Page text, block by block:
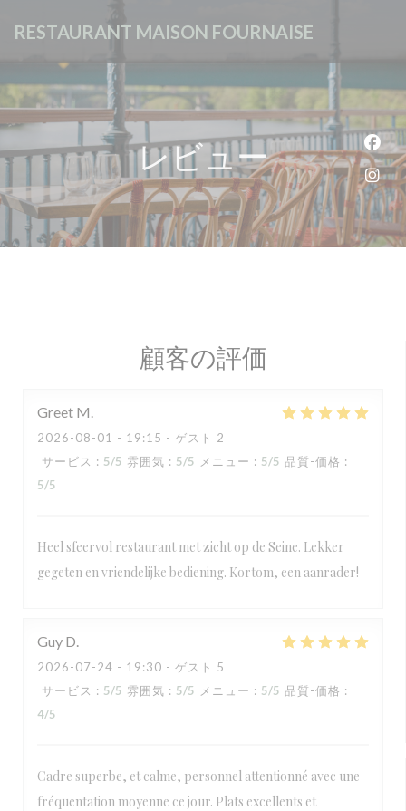
RESTAURANT MAISON FOURNAISE
レビュー
顧客の評価
Greet M
2026-08-01 - 19:15 - ゲスト 2
サービス : 5/5 雰囲気 : 5/5 メニュー : 5/5 品質-価格 :
5/5
Heel sfeervol restaurant met zicht op de Seine. Lekker
gegeten en vriendelijke bediening. Kortom, een aanrader!
Guy D
2026-07-24 - 19:30 - ゲスト 5
サービス : 5/5 雰囲気 : 5/5 メニュー : 5/5 品質-価格 :
4/5
Cadre superbe, et calme, personnel attentionné avec une
fréquentation moyenne ce jour. Plats excellents et